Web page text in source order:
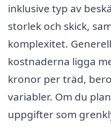
inklusive typ av
storlek och skick,
komplexitet.
kostnaderna ligga
kronor per träd,
variabler. Om du
uppgifter som